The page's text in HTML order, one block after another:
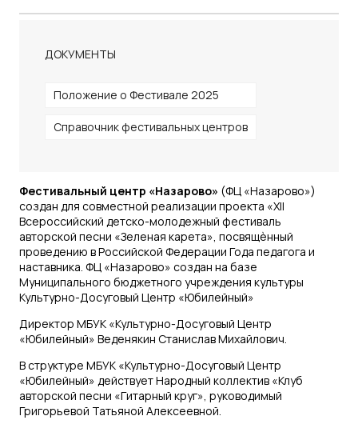
ДОКУМЕНТЫ
Положение о Фестивале 2025
Справочник фестивальных центров
Фестивальный центр «Назарово» (ФЦ «Назарово»)
создан для совместной реализации проекта «XII
Всероссийский детско-молодежный фестиваль
авторской песни «Зеленая карета», посвящѐнный
проведению в Российской Федерации Года педагога и
наставника. ФЦ «Назарово» создан на базе
Муниципального бюджетного учреждения культуры
Культурно-Досуговый Центр «Юбилейный»
Директор МБУК «Культурно-Досуговый Центр
«Юбилейный» Веденякин Станислав Михайлович.
В структуре МБУК «Культурно-Досуговый Центр
«Юбилейный» действует Народный коллектив «Клуб
авторской песни «Гитарный круг», руководимый
Григорьевой Татьяной Алексеевной.